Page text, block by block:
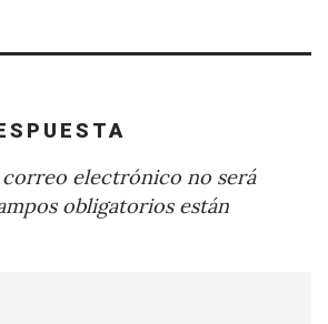
electrónico no será
obligatorios están